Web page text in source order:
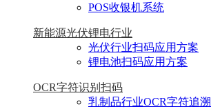
POS收银机系统
新能源光伏锂电行业
光伏行业扫码应用方案
锂电池扫码应用方案
OCR字符识别扫码
乳制品行业OCR字符追